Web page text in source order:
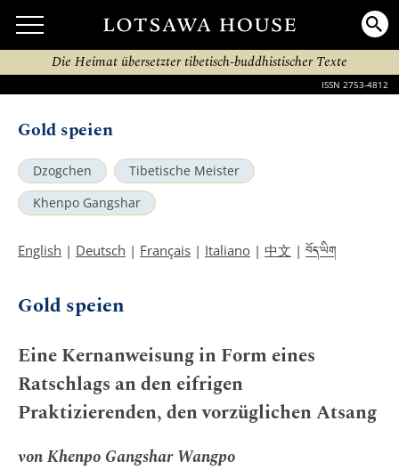
Die Heimat übersetzter tibetisch-buddhistischer Texte
ISSN 2753-4812
Gold speien
Dzogchen
Tibetische Meister
Khenpo Gangshar
English | Deutsch | Français | Italiano | 中文 | བོད་ཡིག
Gold speien
Eine Kernanweisung in Form eines
Ratschlags an den eifrigen
Praktizierenden, den vorzüglichen Atsang
von Khenpo Gangshar Wangpo